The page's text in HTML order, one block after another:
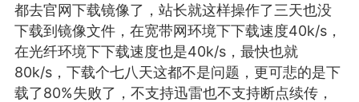
手机 系统 网站
都去官网下载镜像了，站长就这样操作了三天也没
下载到镜像文件，在宽带网环境下下载速度40k/s，
在光纤环境下下载速度也是40k/s，最快也就
80k/s，下载个七八天这都不是问题，更可悲的是下
载了80%失败了，不支持迅雷也不支持断点续传，